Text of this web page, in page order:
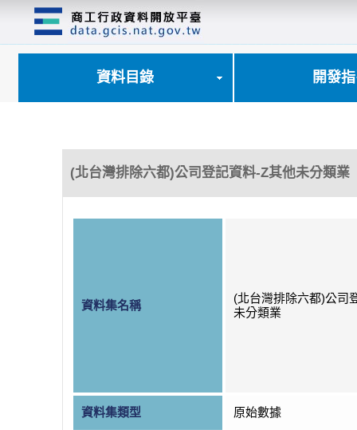
資料目錄 開發
(北台灣排除六都)公司登記資料-Z其他未分類業
資料集名稱
(北台灣排除六都)公司
未分類業
資料集類型 原始數據